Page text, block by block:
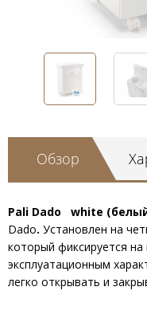
Обзор
Pali Dado white
Dado. Установлен на
который фиксируется
эксплуатационным
легко открывать и